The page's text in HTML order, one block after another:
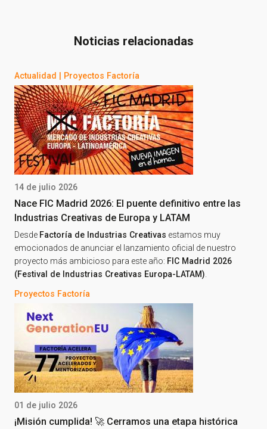
Noticias relacionadas
Actualidad Proyectos Factoría
14 de julio 2026
Nace FIC Madrid 2026: El puente definitivo entre las
Industrias Creativas de Europa y LATAM
Desde Factoría de Industrias Creativas estamos muy
emocionados de anunciar el lanzamiento oficial de nuestro
proyecto más ambicioso para este año: FIC Madrid 2026
(Festival de Industrias Creativas Europa-LATAM).
Proyectos Factoría
01 de julio 2026
¡Misión cumplida! 🚀 Cerramos una etapa histórica